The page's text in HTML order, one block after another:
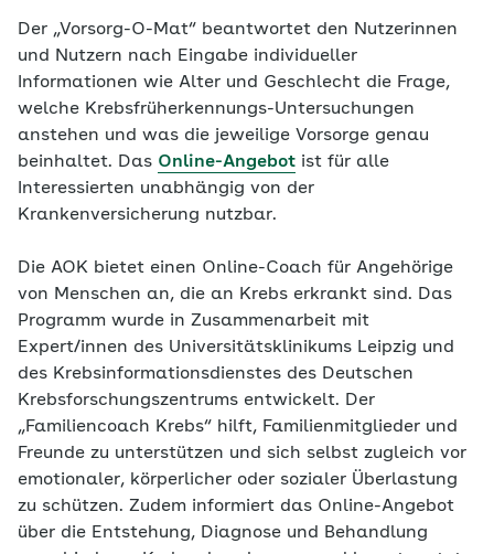
Der „Vorsorg-O-Mat“ beantwortet den Nutzerinnen
und Nutzern nach Eingabe individueller
Informationen wie Alter und Geschlecht die Frage,
welche Krebsfrüherkennungs-Untersuchungen
anstehen und was die jeweilige Vorsorge genau
beinhaltet. Das Online-Angebot ist für alle
Interessierten unabhängig von der
Krankenversicherung nutzbar.
Die AOK bietet einen Online-Coach für Angehörige
von Menschen an, die an Krebs erkrankt sind. Das
Programm wurde in Zusammenarbeit mit
Expert/innen des Universitätsklinikums Leipzig und
des Krebsinformationsdienstes des Deutschen
Krebsforschungszentrums entwickelt. Der
„Familiencoach Krebs“ hilft, Familienmitglieder und
Freunde zu unterstützen und sich selbst zugleich vor
emotionaler, körperlicher oder sozialer Überlastung
zu schützen. Zudem informiert das Online-Angebot
über die Entstehung, Diagnose und Behandlung